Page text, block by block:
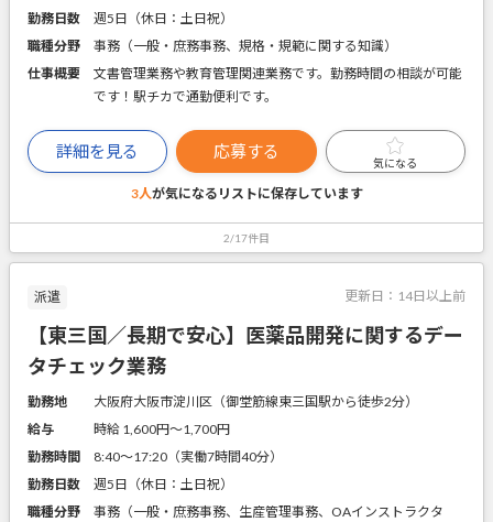
勤務日数
週5日（休日：土日祝）
職種分野
事務（一般・庶務事務、規格・規範に関する知識）
仕事概要
文書管理業務や教育管理関連業務です。勤務時間の相談が可能
です！駅チカで通勤便利です。
詳細を見る 応募する
気になる
3人が気になるリストに保存しています
2/17件目
派遣 更新日： 14日以上前
【東三国／長期で安心】医薬品開発に関するデー
タチェック業務
勤務地
大阪府大阪市淀川区（御堂筋線東三国駅から徒歩2分）
給与
時給 1,600円〜1,700円
勤務時間
8:40～17:20（実働7時間40分）
勤務日数
週5日（休日：土日祝）
職種分野
事務（一般・庶務事務、生産管理事務、OAインストラクタ